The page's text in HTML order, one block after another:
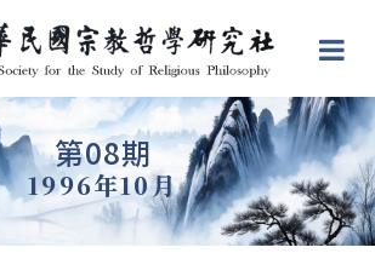
第08期
1996年10月